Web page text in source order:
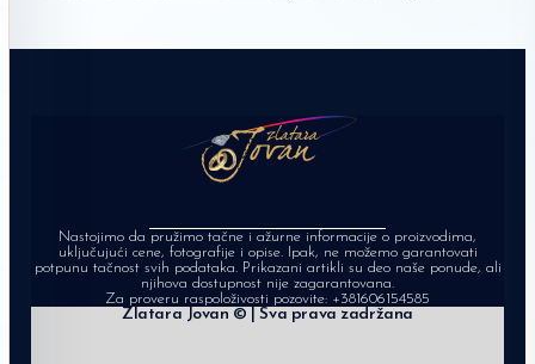
Nastojimo da pružimo tačne i ažurne informacije o proizvodima,
uključujući cene, fotografije i opise. Ipak, ne možemo garantovati
potpunu tačnost svih podataka. Prikazani artikli su deo naše ponude, ali
njihova dostupnost nije zagarantovana.
Za proveru raspoloživosti pozovite: +381606154585
Zlatara Jovan © | Sva prava zadržana